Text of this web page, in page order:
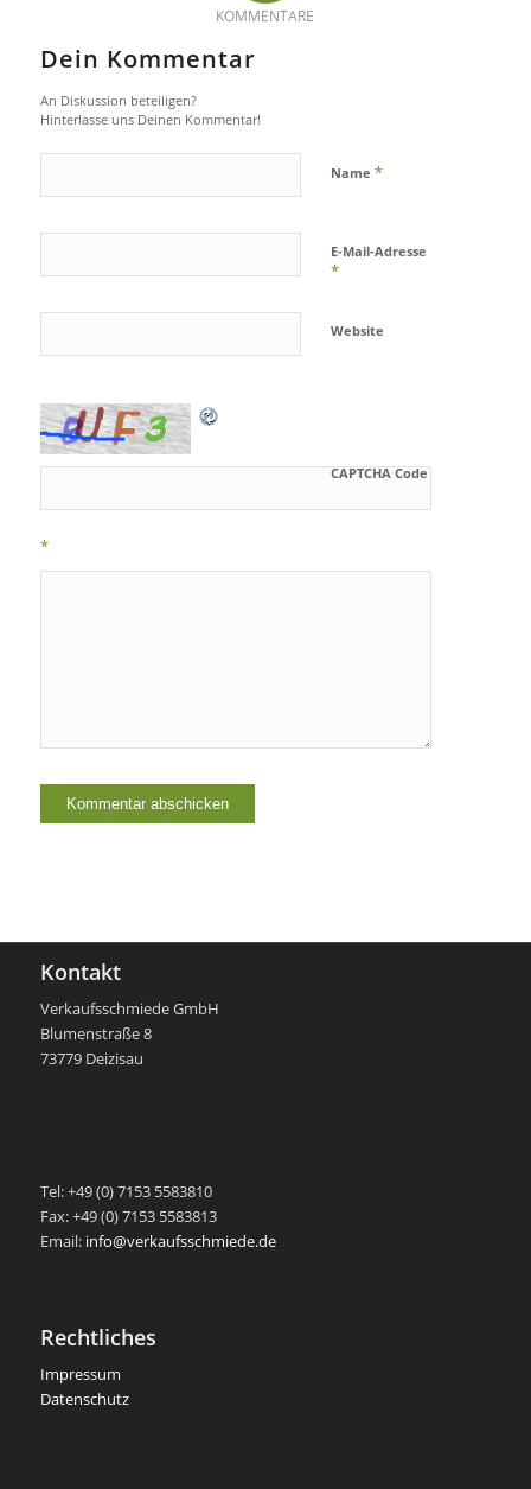
KOMMENTARE
Dein Kommentar
An Diskussion beteiligen?
Hinterlasse uns Deinen Kommentar!
Name *
E-Mail-Adresse
*
Website
CAPTCHA Code
*
Kontakt
Verkaufsschmiede GmbH
Blumenstraße 8
73779 Deizisau
Tel: +49 (0) 7153 5583810
Fax: +49 (0) 7153 5583813
Email: info@verkaufsschmiede.de
Rechtliches
Impressum
Datenschutz